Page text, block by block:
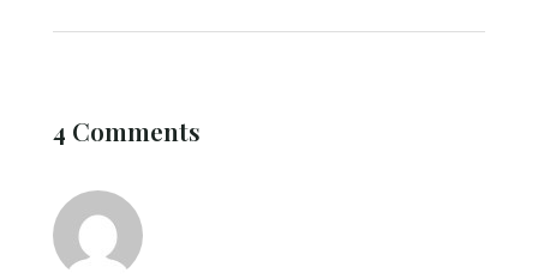
4 Comments